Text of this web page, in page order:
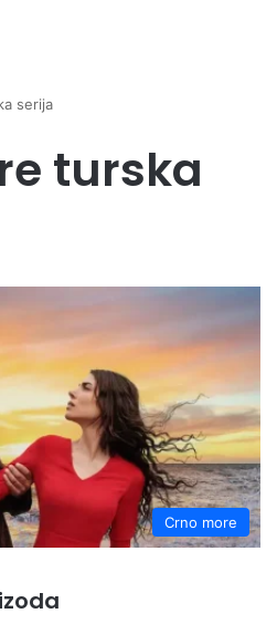
serija
turska
Crno more